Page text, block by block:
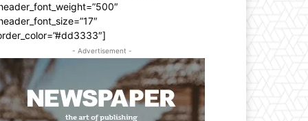
- Advertisement -